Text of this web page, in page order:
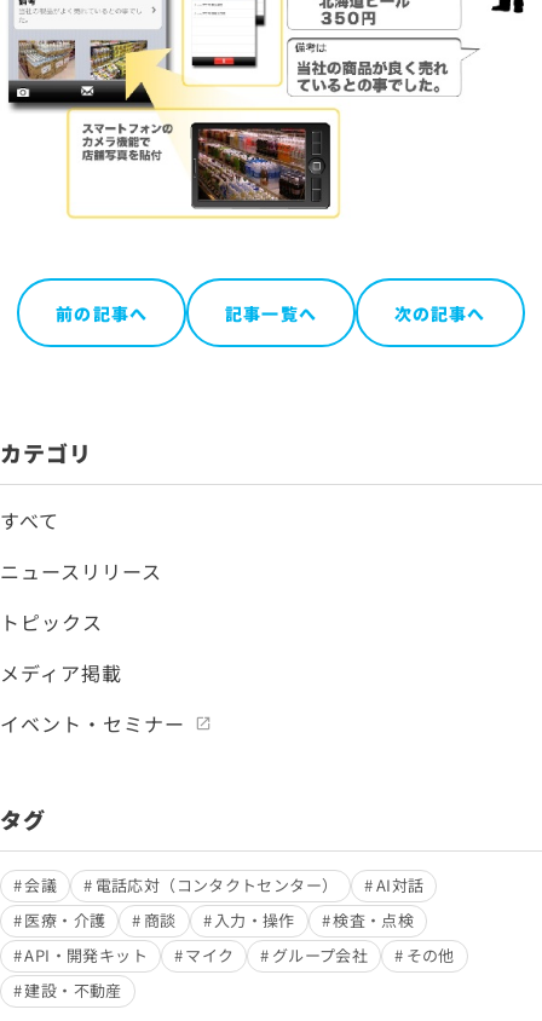
前の記事へ 記事一覧へ 次の記事へ
カテゴリ
すべて
ニュースリリース
トピックス
メディア掲載
イベント・セミナー
タグ
会議 電話応対（コンタクトセンター）
AI対話
医療・介護
商談 入力・操作
検査・点検
API・開発キット
マイク グループ会社
その他
建設・不動産